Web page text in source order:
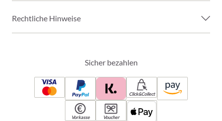
Rechtliche Hinweise
Sicher bezahlen
Click&Collect
Vorkasse Voucher